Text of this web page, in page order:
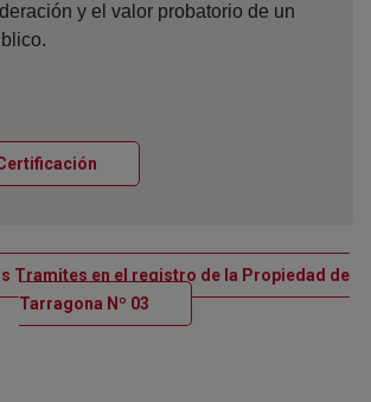
y el valor probatorio de un
Tramites en el registro de la Propiedad de
Tarragona Nº 03 Ventana nueva